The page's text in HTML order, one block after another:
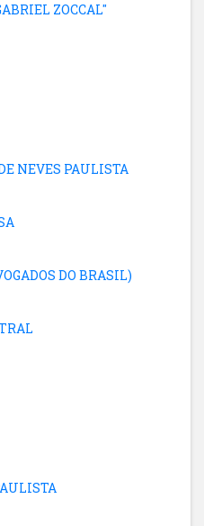
ZOCCAL"
NEVES PAULISTA
DO BRASIL)